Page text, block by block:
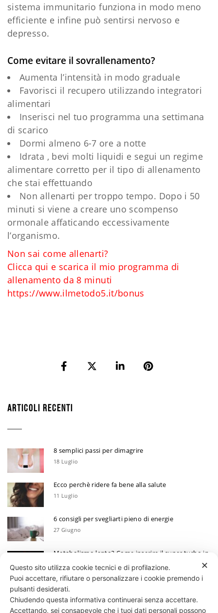
sistema immunitario funziona in modo meno
efficiente e infine può sentirsi nervoso e
depresso.
Come evitare il sovrallenamento?
Aumenta l’intensità in modo graduale
Favorisci il recupero utilizzando integratori
alimentari
Inserisci nel tuo programma una settimana
di scarico
Dormi almeno 6-7 ore a notte
Idrata , bevi molti liquidi e segui un regime
alimentare corretto per il tipo di allenamento
che stai effettuando
Non allenarti per troppo tempo. Dopo i 50
minuti si viene a creare uno scompenso
ormonale affaticando eccessivamente
l’organismo.
Non sai come allenarti?
Clicca qui e scarica il mio programma di
allenamento da 8 minuti
https://www.ilmetodo5.it/bonus
ARTICOLI RECENTI
8 semplici passi per dimagrire
18 Luglio
Ecco perchè ridere fa bene alla salute
11 Luglio
6 consigli per svegliarti pieno di energie
27 Giugno
Metabolismo lento? Come inserire il super turbo in
13 Giugno
Ecco perchè devi annotare i tuoi progressi
30 Maggio
✕
Questo sito utilizza cookie tecnici e di profilazione.
Puoi accettare, rifiutare o personalizzare i cookie premendo i
pulsanti desiderati.
Chiudendo questa informativa continuerai senza accettare.
Accettando, sei consapevole che i tuoi dati personali possono